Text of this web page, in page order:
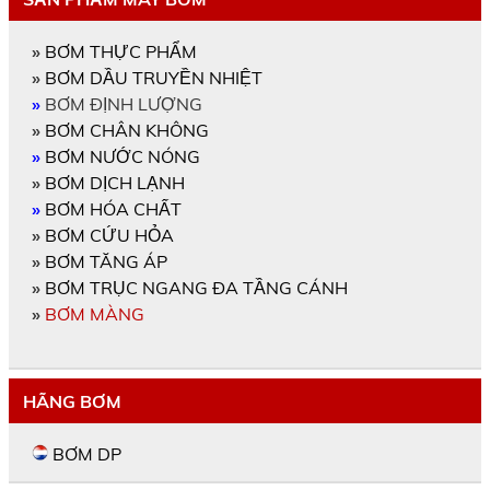
» BƠM THỰC PHẨM
» BƠM DẦU TRUYỀN NHIỆT
»BƠM ĐỊNH LƯỢNG
» BƠM CHÂN KHÔNG
» BƠM NƯỚC NÓNG
» BƠM DỊCH LẠNH
» BƠM HÓA CHẤT
» BƠM CỨU HỎA
» BƠM TĂNG ÁP
» BƠM TRỤC NGANG ĐA TẦNG CÁNH
» BƠM MÀNG
HÃNG BƠM
BƠM DP